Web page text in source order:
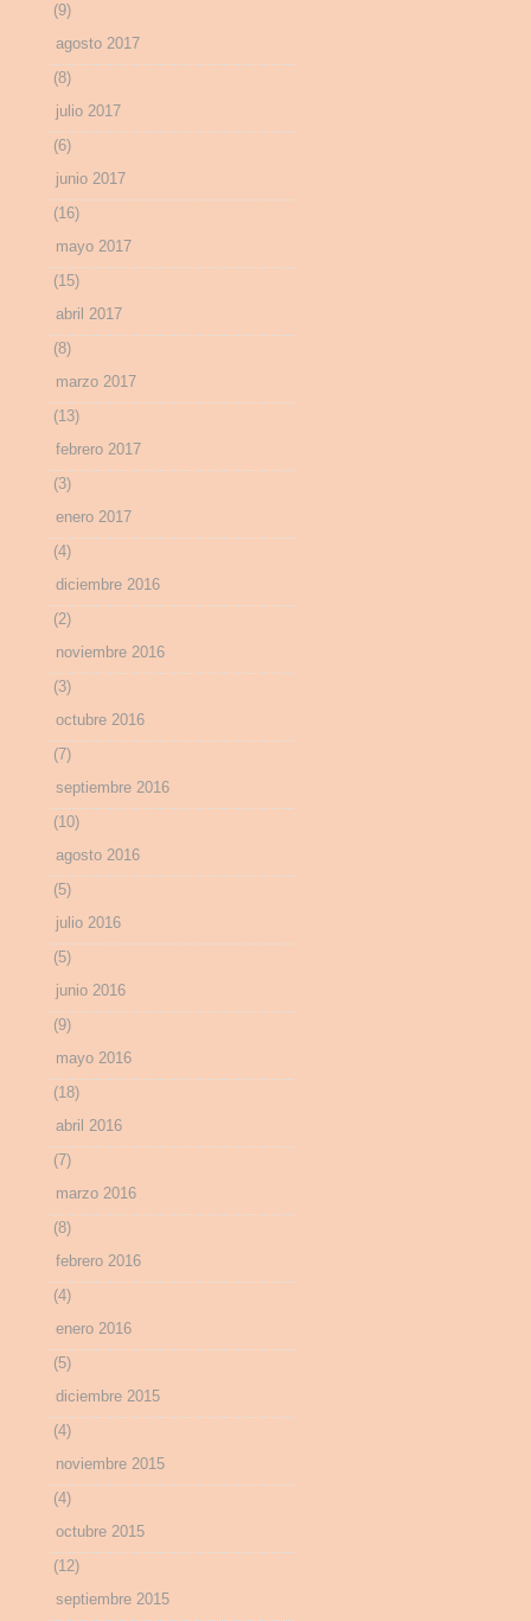
(9)
agosto 2017
(8)
julio 2017
(6)
junio 2017
(16)
mayo 2017
(15)
abril 2017
(8)
marzo 2017
(13)
febrero 2017
(3)
enero 2017
(4)
diciembre 2016
(2)
noviembre 2016
(3)
octubre 2016
(7)
septiembre 2016
(10)
agosto 2016
(5)
julio 2016
(5)
junio 2016
(9)
mayo 2016
(18)
abril 2016
(7)
marzo 2016
(8)
febrero 2016
(4)
enero 2016
(5)
diciembre 2015
(4)
noviembre 2015
(4)
octubre 2015
(12)
septiembre 2015